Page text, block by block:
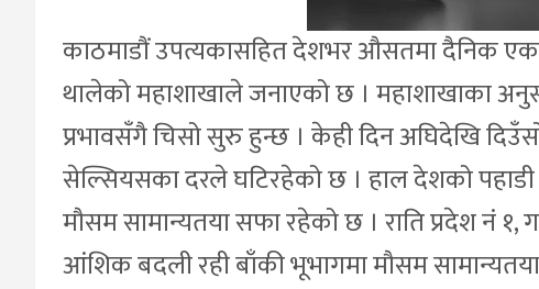
काठमाडौं उपत्यकासहित देशभर औसतमा दैनिक
थालेको महाशाखाले जनाएको छ । महाशाखाका
प्रभावसँगै चिसो सुरु हुन्छ । केही दिन अघिदेखि
सेल्सियसका दरले घटिरहेको छ । हाल देशको
मौसम सामान्यतया सफा रहेको छ । राति प्रदेश नं १,
आंशिक बदली रही बाँकी भूभागमा मौसम